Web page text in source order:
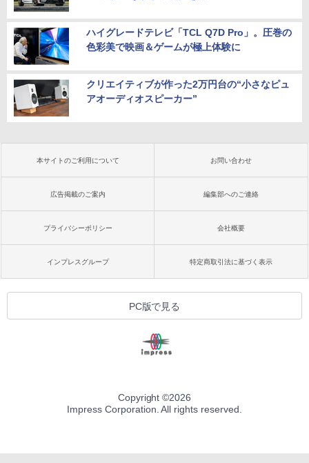
ハイグレードテレビ「TCL Q7D Pro」。圧巻の
色彩美で映画＆ゲームが極上体験に
クリエイティブが作った2万円台の“小さなピュ
アオーディオスピーカー”
本サイトのご利用について お問い合わせ
広告掲載のご案内 編集部へのご連絡
プライバシーポリシー 会社概要
インプレスグループ 特定商取引法に基づく表示
PC版で見る
Copyright ©2026
Impress Corporation. All rights reserved.